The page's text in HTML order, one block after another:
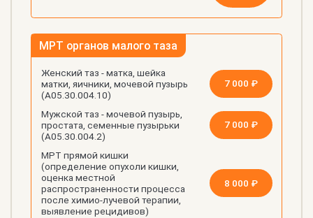
МРТ органов малого таза
Женский таз - матка, шейка
матки, яичники, мочевой пузырь
(А05.30.004.10)
7 000 ₽
Мужской таз - мочевой пузырь,
простата, семенные пузырьки
(А05.30.004.2)
7 000 ₽
МРТ прямой кишки
(определение опухоли кишки,
оценка местной
распространенности процесса
после химио-лучевой терапии,
выявление рецидивов)
8 000 ₽